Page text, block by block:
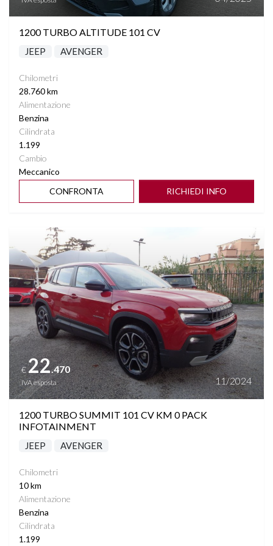
STEREO CON MONITOR TOUCHSCREEN
TELECAMERA POSTERIORE
1200 TURBO ALTITUDE 101 CV
JEEP AVENGER
Chilometri
28.760 km
Alimentazione
Benzina
Cilindrata
1.199
Cambio
Meccanico
CONFRONTA
RICHIEDI INFO
Vedi dettagli
€22.470
IVA esposta 11/2024
1200 TURBO SUMMIT 101 CV KM 0 PACK
INFOTAINMENT
JEEP AVENGER
Chilometri
10 km
Alimentazione
Benzina
Cilindrata
1.199